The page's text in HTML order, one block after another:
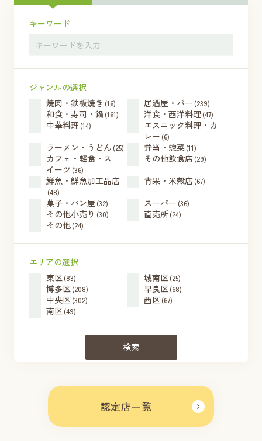
認定店一覧
キーワード
ジャンルの選択
焼肉・鉄板焼き (16) 居酒屋・バー (239)
和食・寿司・鍋 (161) 洋食・西洋料理 (47)
中華料理 (14)
エスニック料理・カ
レー (6)
ラーメン・うどん (25) 弁当・惣菜(11)
カフェ・軽食・ス
イーツ (36)
その他飲食店(29)
鮮魚・鮮魚加工品店
(48)
青果・米殻店(67)
菓子・パン屋 (32) スーパー (36)
その他小売り (30) 直売所(24)
その他(24)
エリアの選択
東区(83) 城南区(25)
博多区(208) 早良区(68)
中央区(302) 西区(67)
南区(49)
検索